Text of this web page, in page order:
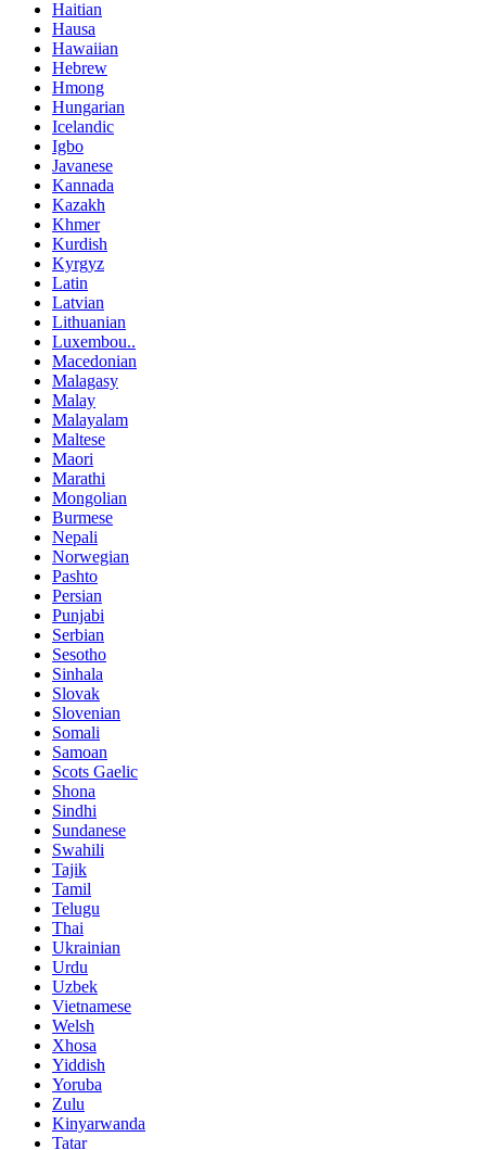
Haitian
Hausa
Hawaiian
Hebrew
Hmong
Hungarian
Icelandic
Igbo
Javanese
Kannada
Kazakh
Khmer
Kurdish
Kyrgyz
Latin
Latvian
Lithuanian
Luxembou..
Macedonian
Malagasy
Malay
Malayalam
Maltese
Maori
Marathi
Mongolian
Burmese
Nepali
Norwegian
Pashto
Persian
Punjabi
Serbian
Sesotho
Sinhala
Slovak
Slovenian
Somali
Samoan
Scots Gaelic
Shona
Sindhi
Sundanese
Swahili
Tajik
Tamil
Telugu
Thai
Ukrainian
Urdu
Uzbek
Vietnamese
Welsh
Xhosa
Yiddish
Yoruba
Zulu
Kinyarwanda
Tatar